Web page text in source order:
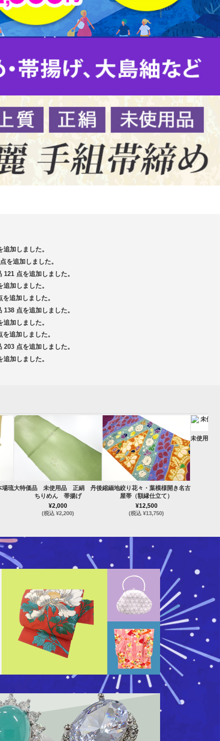
加しました。
を追加しました。
点を追加しました。
加しました。
追加しました。
点を追加しました。
加しました。
追加しました。
点を追加しました。
加しました。
琉大特価品 未使用品 正絹 丹後
ちりめん 帯揚げ
¥2,000
(税込 ¥2,200)
縮緬地絞り花々・葉模様開き名古
屋帯（額縁仕立て）
¥12,500
(税込 ¥13,750)
未使用品